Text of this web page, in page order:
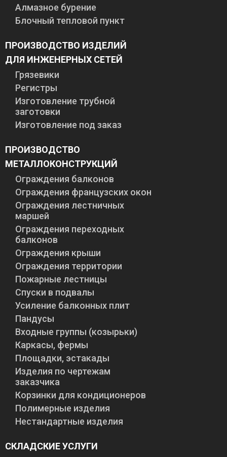
Алмазное бурение
Блочный тепловой пункт
ПРОИЗВОДСТВО ИЗДЕЛИЙ
ДЛЯ ИНЖЕНЕРНЫХ СЕТЕЙ
Грязевики
Регистры
Изготовление трубной
заготовки
Изготовление под заказ
ПРОИЗВОДСТВО
МЕТАЛЛОКОНСТРУКЦИЙ
Ограждения балконов
Ограждения французских окон
Ограждения лестничных
маршей
Ограждения переходных
балконов
Ограждения крыши
Ограждения территории
Пожарные лестницы
Спуски в подвалы
Усиление балконных плит
Пандусы
Входные группы (козырьки)
Каркасы, фермы
Площадки, эстакады
Изделия по чертежам
заказчика
Корзинки для кондиционеров
Полимерные изделия
Нестандартные изделия
СКЛАДСКИЕ УСЛУГИ